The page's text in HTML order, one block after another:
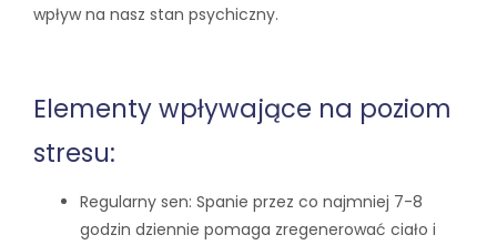
wpływ na nasz stan psychiczny.
Elementy wpływające na poziom
stresu:
Regularny sen: Spanie przez co najmniej 7-8
godzin dziennie pomaga zregenerować ciało i